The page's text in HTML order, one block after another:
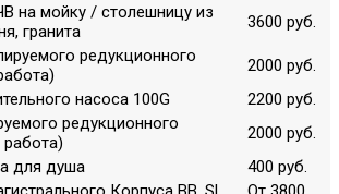
на мойку / столешницу из
гранита
3600 руб.
редукционного
2000 руб.
насоса 100G
2200 руб.
редукционного
2000 руб.
для душа
400 руб.